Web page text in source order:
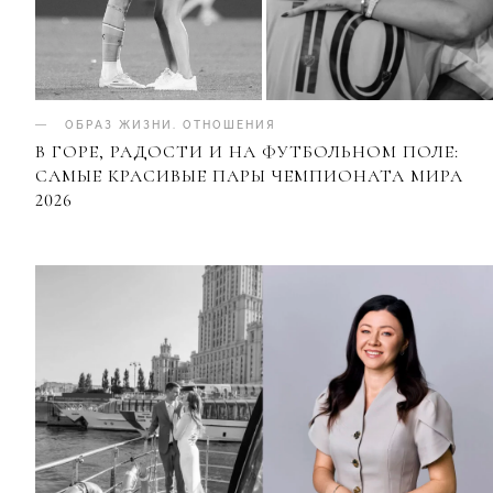
ОБРАЗ ЖИЗНИ ОТНОШЕНИЯ
В ГОРЕ, РАДОСТИ И НА ФУТБОЛЬНОМ ПОЛЕ:
САМЫЕ КРАСИВЫЕ ПАРЫ ЧЕМПИОНАТА МИРА
2026